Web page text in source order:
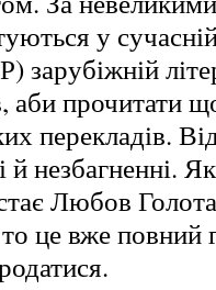
у
прочитати
перекладів.
й незбагненні.
Любов
це вже повний